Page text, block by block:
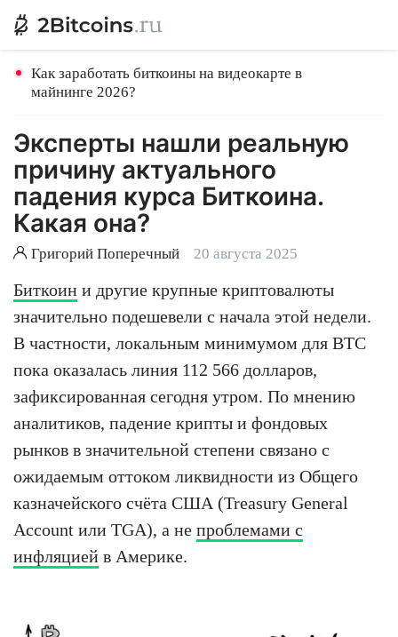
Как заработать биткоины на видеокарте в
майнинге 2026?
Эксперты нашли реальную
причину актуального
падения курса Биткоина.
Какая она?
Григорий Поперечный 20 августа 2025
Биткоин и другие крупные криптовалюты
значительно подешевели с начала этой недели.
В частности, локальным минимумом для BTC
пока оказалась линия 112 566 долларов,
зафиксированная сегодня утром. По мнению
аналитиков, падение крипты и фондовых
рынков в значительной степени связано с
ожидаемым оттоком ликвидности из Общего
казначейского счёта США (Treasury General
Account или TGA), а не проблемами с
инфляцией в Америке.